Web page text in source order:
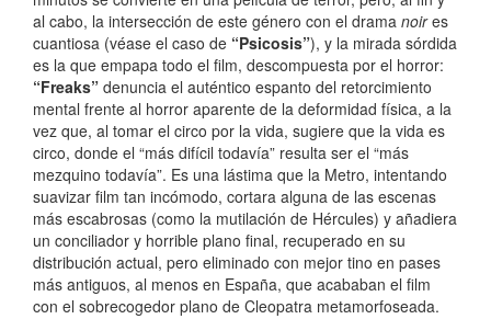
al cabo, la intersección de este género con el drama noires
cuantiosa (véase el caso de “Psicosis”), y la mirada sórdida
es la que empapa todo el film, descompuesta por el horror:
“Freaks” denuncia el auténtico espanto del retorcimiento
mental frente al horror aparente de la deformidad física, a la
vez que, al tomar el circo por la vida, sugiere que la vida es
circo, donde el “más difícil todavía” resulta ser el “más
mezquino todavía”. Es una lástima que la Metro, intentando
suavizar film tan incómodo, cortara alguna de las escenas
más escabrosas (como la mutilación de Hércules) y añadiera
un conciliador y horrible plano final, recuperado en su
distribución actual, pero eliminado con mejor tino en pases
más antiguos, al menos en España, que acababan el film
con el sobrecogedor plano de Cleopatra metamorfoseada.